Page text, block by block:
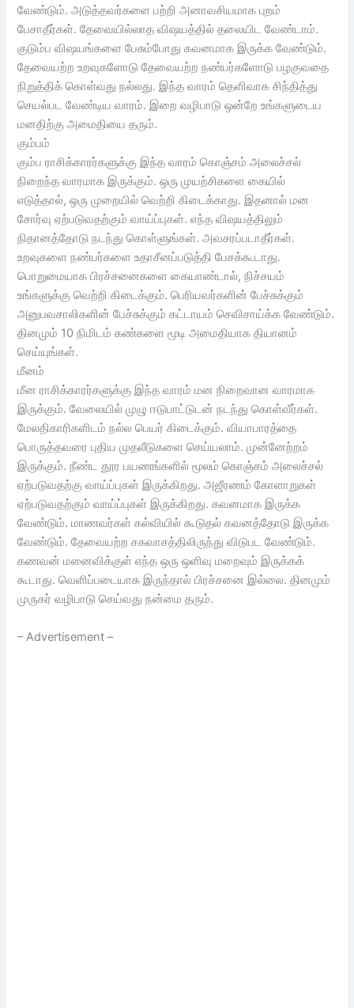
வேண்டும். அடுத்தவர்களை பற்றி அனாவசியமாக புறம்
பேசாதீர்கள். தேவையில்லாத விஷயத்தில் தலையிட வேண்டாம்.
குடும்ப விஷயங்களை பேசும்போது கவனமாக இருக்க வேண்டும்.
தேவையற்ற உறவுகளோடு தேவையற்ற நண்பர்களோடு பழகுவதை
நிறுத்திக் கொள்வது நல்லது. இந்த வாரம் தெளிவாக சிந்தித்து
செயல்பட வேண்டிய வாரம். இறை வழிபாடு ஒன்றே உங்களுடைய
மனதிற்கு அமைதியை தரும்.
கும்பம்
கும்ப ராசிக்காரர்களுக்கு இந்த வாரம் கொஞ்சம் அலைச்சல்
நிறைந்த வாரமாக இருக்கும். ஒரு முயற்சிகளை கையில்
எடுத்தால், ஒரு முறையில் வெற்றி கிடைக்காது. இதனால் மன
சோர்வு ஏற்படுவதற்கும் வாய்ப்புகள். எந்த விஷயத்திலும்
நிதானத்தோடு நடந்து கொள்ளுங்கள். அவசரப்படாதீர்கள்.
உறவுகளை நண்பர்களை உதாசீனப்படுத்தி பேசக்கூடாது.
பொறுமையாக பிரச்சனைகளை கையாண்டால், நிச்சயம்
உங்களுக்கு வெற்றி கிடைக்கும். பெரியவர்களின் பேச்சுக்கும்
அனுபவசாலிகளின் பேச்சுக்கும் கட்டாயம் செவிசாய்க்க வேண்டும்.
தினமும் 10 நிமிடம் கண்களை மூடி அமைதியாக தியானம்
செய்யுங்கள்.
மீனம்
மீன ராசிக்காரர்களுக்கு இந்த வாரம் மன நிறைவான வாரமாக
இருக்கும். வேலையில் முழு ஈடுபாட்டுடன் நடந்து கொள்வீர்கள்.
மேலதிகாரிகளிடம் நல்ல பெயர் கிடைக்கும். வியாபாரத்தை
பொருத்தவரை புதிய முதலீடுகளை செய்யலாம். முன்னேற்றம்
இருக்கும். நீண்ட தூர பயணங்களில் மூலம் கொஞ்சம் அலைச்சல்
ஏற்படுவதற்கு வாய்ப்புகள் இருக்கிறது. அஜீரணம் கோளாறுகள்
ஏற்படுவதற்கும் வாய்ப்புகள் இருக்கிறது. கவனமாக இருக்க
வேண்டும். மாணவர்கள் கல்வியில் கூடுதல் கவனத்தோடு இருக்க
வேண்டும். தேவையற்ற சகவாசத்திலிருந்து விடுபட வேண்டும்.
கணவன் மனைவிக்குள் எந்த ஒரு ஒளிவு மறைவும் இருக்கக்
கூடாது. வெளிப்படையாக இருந்தால் பிரச்சனை இல்லை. தினமும்
முருகர் வழிபாடு செய்வது நன்மை தரும்.
– Advertisement –